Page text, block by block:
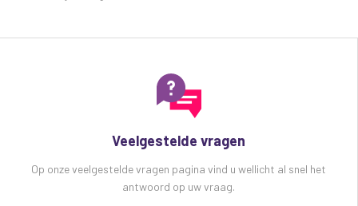
Veelgestelde vragen
Op onze veelgestelde vragen pagina vind u wellicht al snel het
antwoord op uw vraag.